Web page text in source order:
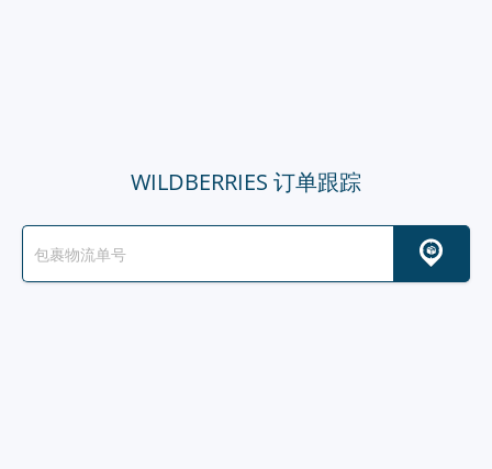
WILDBERRIES 订单跟踪